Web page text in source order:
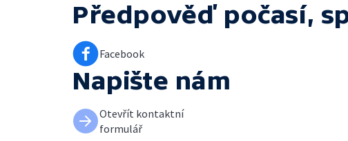
Předpověď počasí,
Facebook
Napište nám
Otevřít kontaktní
formulář